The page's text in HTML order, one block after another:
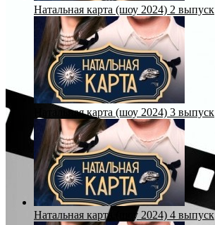
Натальная карта (шоу 2024) 2 выпуск
Натальная карта (шоу 2024) 3 выпуск
Натальная карта (шоу 2024) 4 выпуск